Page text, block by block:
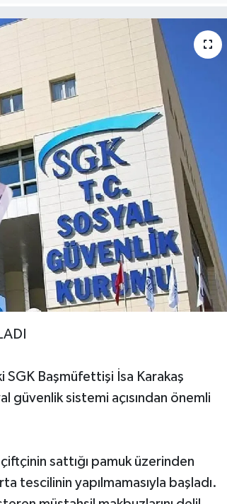
SGK Başmüfettişi İsa Karakaş
güvenlik sistemi açısından önemli
sattığı pamuk üzerinden
tescilinin yapılmamasıyla başladı.